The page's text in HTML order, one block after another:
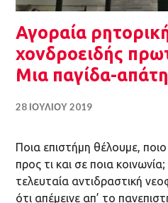
Αγοραία ρητορική
πρωτογονισμός.
28 ΙΟΥΛΊΟΥ 2019
προς τι και σε ποια
τελευταία αντιδραστική
ότι απέμεινε απ’ το
κυβέρνηση έχει αναγάγει σε